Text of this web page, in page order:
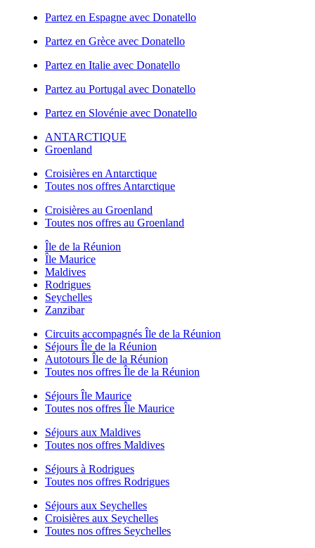
Partez en Espagne avec Donatello
Partez en Grèce avec Donatello
Partez en Italie avec Donatello
Partez au Portugal avec Donatello
Partez en Slovénie avec Donatello
ANTARCTIQUE
Groenland
Croisières en Antarctique
Toutes nos offres Antarctique
Croisières au Groenland
Toutes nos offres au Groenland
Île de la Réunion
Île Maurice
Maldives
Rodrigues
Seychelles
Zanzibar
Circuits accompagnés Île de la Réunion
Séjours Île de la Réunion
Autotours Île de la Réunion
Toutes nos offres Île de la Réunion
Séjours Île Maurice
Toutes nos offres Île Maurice
Séjours aux Maldives
Toutes nos offres Maldives
Séjours à Rodrigues
Toutes nos offres Rodrigues
Séjours aux Seychelles
Croisières aux Seychelles
Toutes nos offres Seychelles